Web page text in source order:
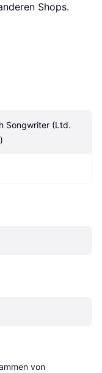
Shops.
Songwriter (Ltd.
von